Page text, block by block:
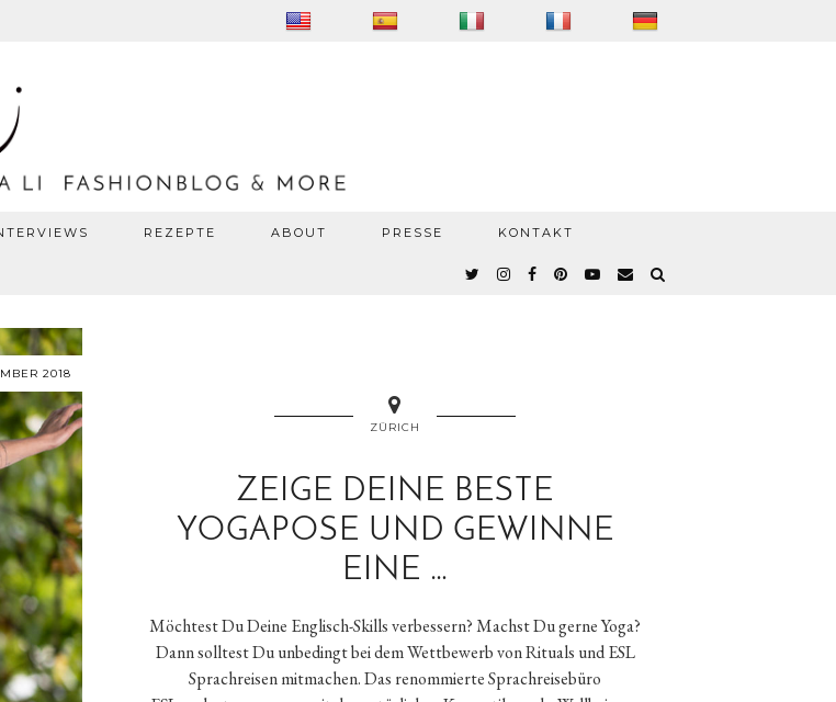
REZEPTE ABOUT PRESSE KONTAKT
2018
ZÜRICH
ZEIGE DEINE BESTE
YOGAPOSE UND GEWINNE
EINE …
Möchtest Du Deine Englisch-Skills verbessern? Machst Du gerne Yoga?
Dann solltest Du unbedingt bei dem Wettbewerb von Rituals und ESL
Sprachreisen mitmachen. Das renommierte Sprachreisebüro